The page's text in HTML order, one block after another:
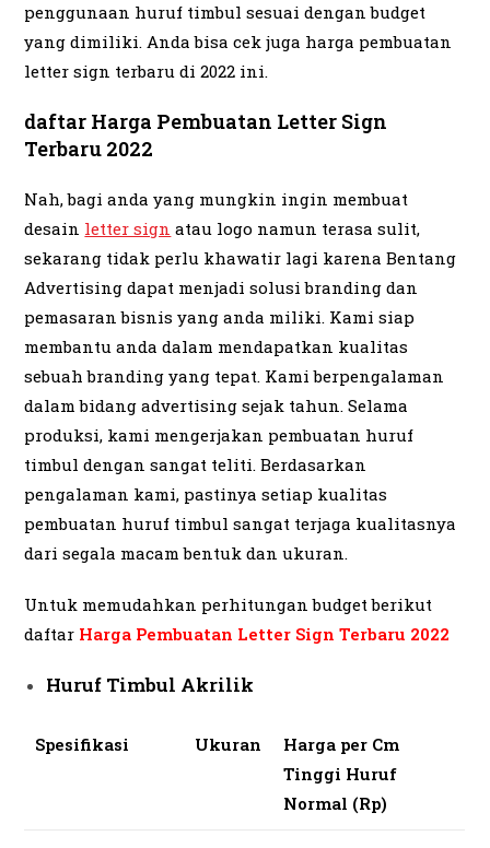
penggunaan huruf timbul sesuai dengan budget
yang dimiliki. Anda bisa cek juga harga pembuatan
letter sign terbaru di 2022 ini.
daftar Harga Pembuatan Letter Sign
Terbaru 2022
Nah, bagi anda yang mungkin ingin membuat
desain letter sign atau logo namun terasa sulit,
sekarang tidak perlu khawatir lagi karena Bentang
Advertising dapat menjadi solusi branding dan
pemasaran bisnis yang anda miliki. Kami siap
membantu anda dalam mendapatkan kualitas
sebuah branding yang tepat. Kami berpengalaman
dalam bidang advertising sejak tahun. Selama
produksi, kami mengerjakan pembuatan huruf
timbul dengan sangat teliti. Berdasarkan
pengalaman kami, pastinya setiap kualitas
pembuatan huruf timbul sangat terjaga kualitasnya
dari segala macam bentuk dan ukuran.
Untuk memudahkan perhitungan budget berikut
daftar Harga Pembuatan Letter Sign Terbaru 2022
Huruf Timbul Akrilik
Spesifikasi Ukuran
Harga per Cm
Tinggi Huruf
Normal (Rp)